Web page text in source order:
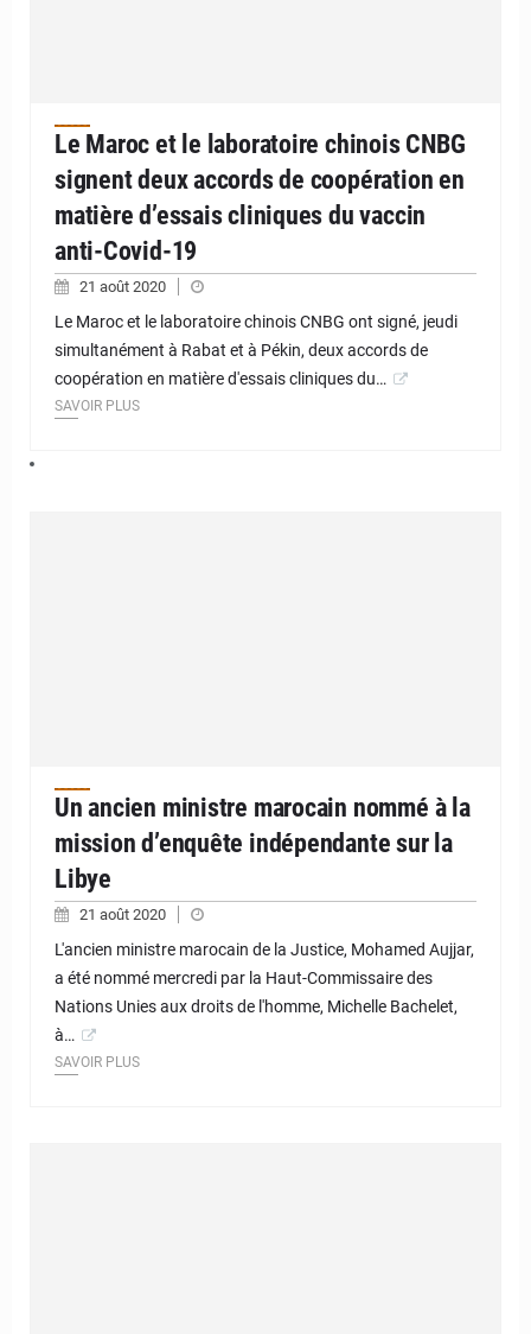
Le Maroc et le laboratoire chinois CNBG
signent deux accords de coopération en
matière d’essais cliniques du vaccin
anti-Covid-19
21 août 2020
Le Maroc et le laboratoire chinois CNBG ont signé, jeudi
simultanément à Rabat et à Pékin, deux accords de
coopération en matière d'essais cliniques du…
SAVOIR PLUS
Un ancien ministre marocain nommé à la
mission d’enquête indépendante sur la
Libye
21 août 2020
L'ancien ministre marocain de la Justice, Mohamed Aujjar,
a été nommé mercredi par la Haut-Commissaire des
Nations Unies aux droits de l'homme, Michelle Bachelet,
à…
SAVOIR PLUS